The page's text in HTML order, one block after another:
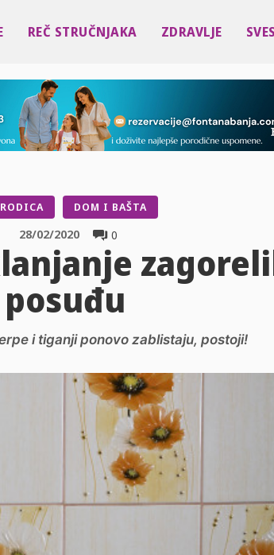
REČ STRUČNJAKA ZDRAVLJE
DOM I BAŠTA
0
28/02/2020
posuđu
i tiganji ponovo zablistaju, postoji!